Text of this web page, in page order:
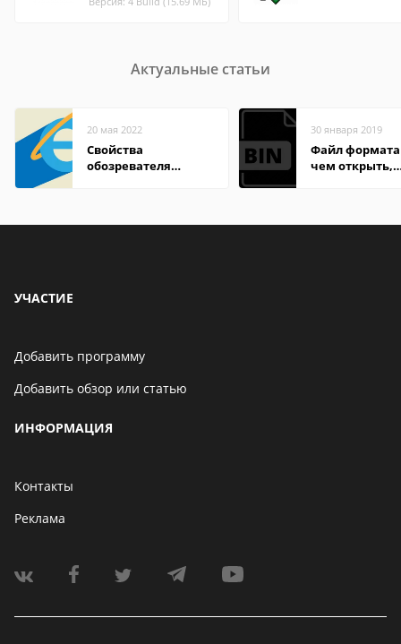
Актуальные статьи
20 мая 2022
Свойства
обозревателя
30 января 2019
Файл формата
чем открыть,
УЧАСТИЕ
Добавить программу
Добавить обзор или статью
ИНФОРМАЦИЯ
Контакты
Реклама